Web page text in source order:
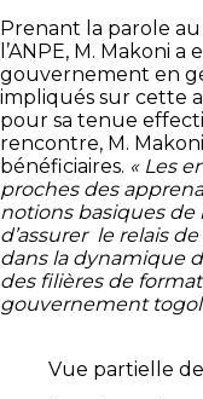
Prenant la parole
l’ANPE, M. Makoni
gouvernement en
impliqués sur cette
pour sa tenue
rencontre, M.
bénéficiaires. « Les
proches des
notions basiques de
d’assurer le relais
dans la dynamique
des filières de
gouvernement
Vue partielle